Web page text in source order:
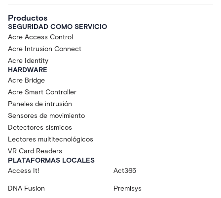
Productos
SEGURIDAD COMO SERVICIO
Acre Access Control
Acre Intrusion Connect
Acre Identity
HARDWARE
Acre Bridge
Acre Smart Controller
Paneles de intrusión
Sensores de movimiento
Detectores sísmicos
Lectores multitecnológicos
VR Card Readers
PLATAFORMAS LOCALES
Access It!
Act365
DNA Fusion Premisys